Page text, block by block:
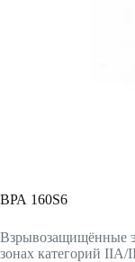
ВРА 160S6
Взрывозащищённые
зонах категорий IIA/